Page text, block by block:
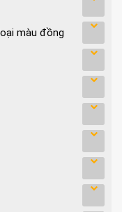
màu đồng